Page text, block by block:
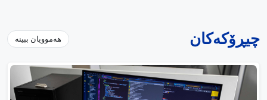
چیڕۆکەکان هەموویان ببینە